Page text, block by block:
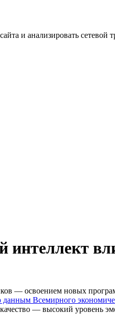
и анализировать сетевой
— освоением новых
Всемирного
— высокий уровень